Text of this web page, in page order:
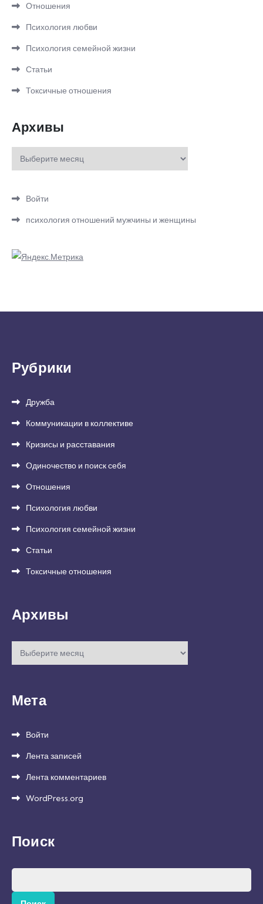
Отношения
Психология любви
Психология семейной жизни
Статьи
Токсичные отношения
Архивы
Архивы
Войти
психология отношений мужчины и женщины
Рубрики
Дружба
Коммуникации в коллективе
Кризисы и расставания
Одиночество и поиск себя
Отношения
Психология любви
Психология семейной жизни
Статьи
Токсичные отношения
Архивы
Архивы
Мета
Войти
Лента записей
Лента комментариев
WordPress.org
Поиск